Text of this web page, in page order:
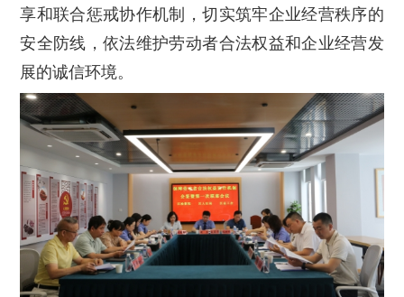
享和联合惩戒协作机制，切实筑牢企业经营秩序的
安全防线，依法维护劳动者合法权益和企业经营发
展的诚信环境。